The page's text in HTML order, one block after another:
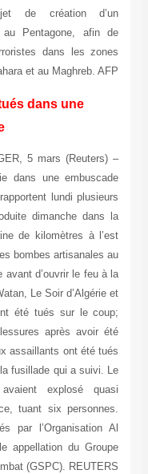
de création d’un
au Pentagone, afin de
dans les zones
et au Maghreb. AFP
dans une
5 mars (Reuters) –
dans une embuscade
lundi plusieurs
dimanche dans la
de kilomètres à l’est
bombes artisanales au
avant d’ouvrir le feu à la
Le Soir d’Algérie et
été tués sur le coup;
après avoir été
assaillants ont été tués
fusillade qui a suivi. Le
explosé quasi
tuant six personnes.
par l’Organisation Al
appellation du Groupe
(GSPC). REUTERS